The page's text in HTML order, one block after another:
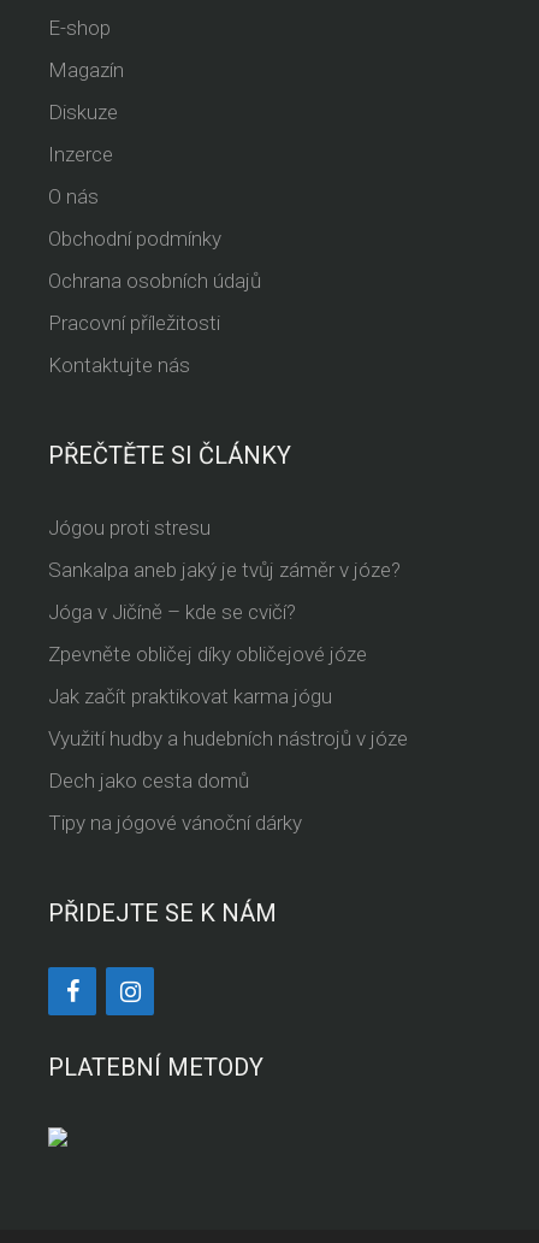
E-shop
Magazín
Diskuze
Inzerce
O nás
Obchodní podmínky
Ochrana osobních údajů
Pracovní příležitosti
Kontaktujte nás
PŘEČTĚTE SI ČLÁNKY
Jógou proti stresu
Sankalpa aneb jaký je tvůj záměr v józe?
Jóga v Jičíně – kde se cvičí?
Zpevněte obličej díky obličejové józe
Jak začít praktikovat karma jógu
Využití hudby a hudebních nástrojů v józe
Dech jako cesta domů
Tipy na jógové vánoční dárky
PŘIDEJTE SE K NÁM
PLATEBNÍ METODY